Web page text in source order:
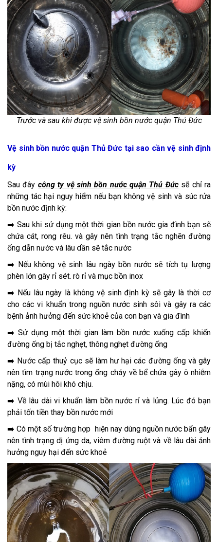
Trước và sau khi được vệ sinh bồn nước quận Thủ Đức
Vệ sinh bồn nước quận Thủ Đức tại sao cần vệ sinh định
kỳ
Sau đây công ty vệ sinh bồn nước quận Thủ Đứcsẽ chỉ ra
những tác hại nguy hiểm nếu bạn không vệ sinh và súc rửa
bồn nước định kỳ:
➡️ Sau khi sử dụng một thời gian bồn nước gia đình bạn sẽ
chứa cát, rong rêu. và gây nên tình trạng tắc nghẽn đường
ống dẫn nước và lâu dần sẽ tắc nước
➡️ Nếu không vệ sinh lâu ngày bồn nước sẽ tích tụ lượng
phèn lớn gây rỉ sét. rò rỉ và mục bồn inox
➡️ Nếu lâu ngày là không vệ sinh định kỳ sẽ gây là thời cơ
cho các vi khuẩn trong nguồn nước sinh sôi và gây ra các
bệnh ảnh hưởng đến sức khoẻ của con bạn và gia đình
➡️ Sử dụng một thời gian làm bồn nước xuống cấp khiến
đường ống bị tắc nghẹt, thông nghẹt đường ống
➡️ Nước cấp thuỷ cục sẽ làm hư hại các đường ống và gây
nên tìm trạng nước trong ống chảy về bể chứa gây ô nhiễm
nặng, có mùi hôi khó chịu.
➡️ Về lâu dài vi khuẩn làm bồn nước rỉ và lủng. Lúc đó bạn
phải tốn tiền thay bồn nước mới
➡️ Có một số trường hợp hiện nay dùng nguồn nước bẩn gây
nên tình trạng dị ứng da, viêm đường ruột và về lâu dài ảnh
hưởng nguy hại đến sức khoẻ